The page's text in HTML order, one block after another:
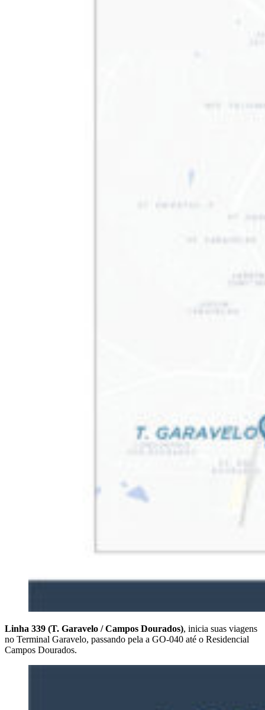
Linha 339 (T. Garavelo / Campos Dourados), inicia suas viagens
no Terminal Garavelo, passando pela a GO-040 até o Residencial
Campos Dourados.